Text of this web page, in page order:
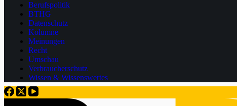
Berufspolitik
BTHG
Datenschutz
Kolumne
Meinungen
Recht
Umschau
Verbraucherschutz
Wissen & Wissenswertes